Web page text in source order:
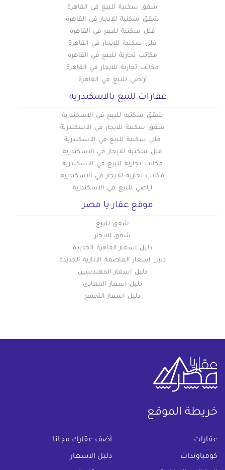
شقق سكنية للبيع في القاهرة
شقق سكنية للايجار في القاهرة
فلل سكنية للبيع في القاهرة
فلل سكنية للايجار في القاهرة
مكاتب تجارية للبيع في القاهرة
مكاتب تجارية للايجار في القاهرة
أراضي للبيع في القاهرة
عقارات للبيع بالاسكندرية
شقق سكنيه للبيع في الاسكندرية
شقق سكنية للايجار في الاسكندرية
فلل سكنية للبيع في الاسكندرية
فلل سكنية للايجار في الاسكندرية
مكاتب تجارية للبيع في الاسكندرية
مكاتب تجارية للايجار في الاسكندرية
اراضي للبيع في الاسكندرية
موقع عقار يا مصر
شقق للبيع
شقق للايجار
دليل اسعار القاهرة الجديدة
دليل اسعار العاصمة الادارية الجديدة
دليل اسعار المهندسين
دليل اسعار المعادي
دليل اسعار التجمع
خريطة الموقع
عقارات أضف عقارك مجانا
كومباوندات دليل الاسعار